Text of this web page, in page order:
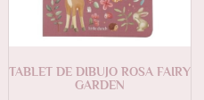
TABLET DE DIBUJO ROSA FAIRY
GARDEN